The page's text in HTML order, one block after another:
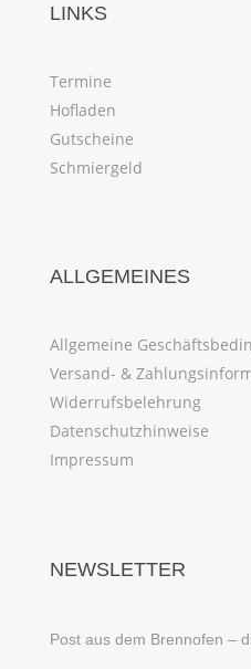
LINKS
Termine
Hofladen
Gutscheine
Schmiergeld
ALLGEMEINES
Allgemeine
Versand- &
Widerrufsbelehrung
Datenschutzhinweise
Impressum
NEWSLETTER
Post aus dem Brennofen –